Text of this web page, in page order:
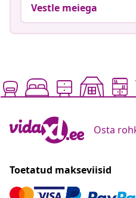
Vestle meiega
Osta
Toetatud makseviisid